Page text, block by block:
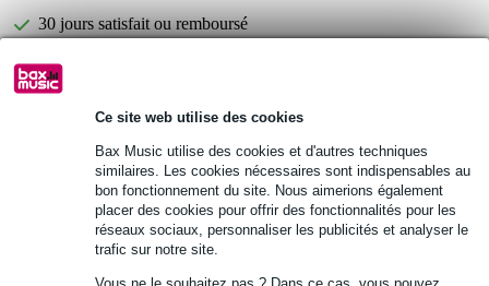
Ce site web utilise des cookies
Bax Music utilise des cookies et d'autres techniques
similaires. Les cookies nécessaires sont indispensables au
bon fonctionnement du site. Nous aimerions également
placer des cookies pour offrir des fonctionnalités pour les
réseaux sociaux, personnaliser les publicités et analyser le
trafic sur notre site.
30 jours satisfait ou remboursé
Retrait gratuit en magasin
Informations
type : tweeter à dôme en titane
diaphragme : dôme en titane